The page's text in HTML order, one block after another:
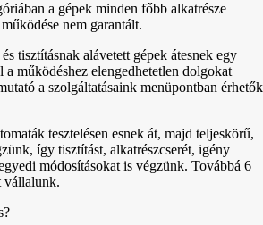
a gépek minden főbb alkatrésze
nem garantált.
tisztításnak alávetett gépek átesnek egy
a működéshez elengedhetetlen dolgokat
a szolgáltatásaink menüpontban érhetők
tesztelésen esnek át, majd teljeskörű,
így tisztítást, alkatrészcserét, igény
módosításokat is végzünk. Továbbá 6
vállalunk.